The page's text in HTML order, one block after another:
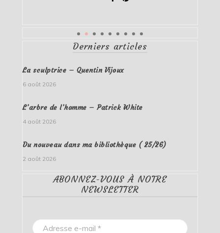
Derniers articles
La sculptrice – Quentin Vijoux
6 août 2026
L’arbre de l’homme – Patrick White
4 août 2026
Du nouveau dans ma bibliothèque ( 25/26)
2 août 2026
ABONNEZ-VOUS À NOTRE
NEWSLETTER